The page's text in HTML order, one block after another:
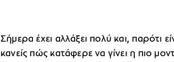
Σήμερα έχει αλλάξει πολύ και, παρότι
κανείς πώς κατάφερε να γίνει η πιο